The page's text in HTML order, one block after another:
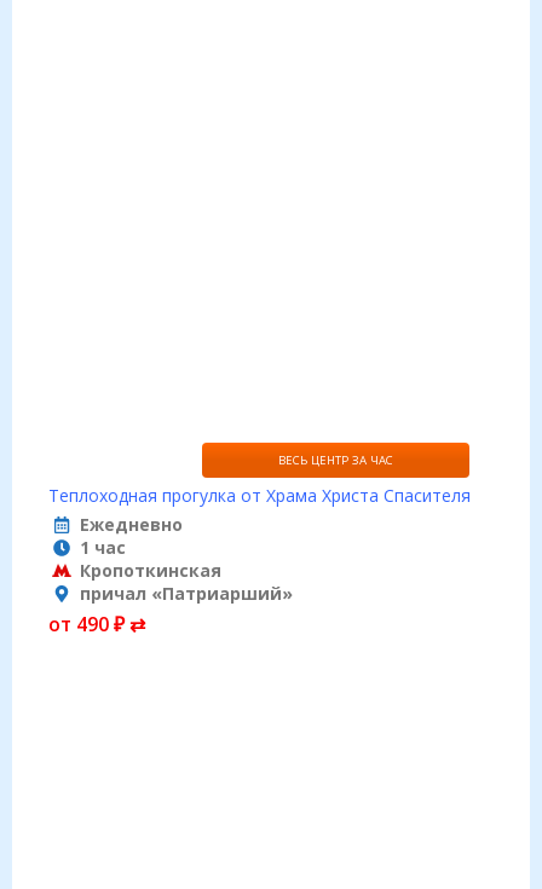
ВЕСЬ ЦЕНТР ЗА ЧАС
Теплоходная прогулка от Храма Христа Спасителя
Ежедневно
1 час
Кропоткинская
причал «Патриарший»
от 490 ₽ ⇄